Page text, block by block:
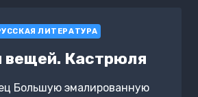
ЛИТЕРАТУРА
вещей. Кастрюля
Большую эмалированную